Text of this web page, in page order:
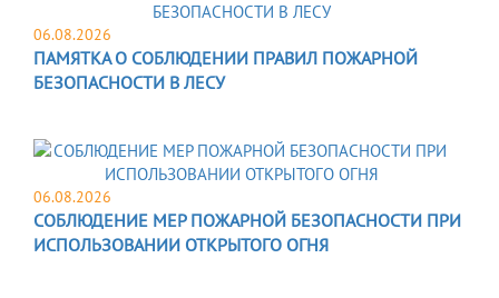
06.08.2026
ПАМЯТКА О СОБЛЮДЕНИИ ПРАВИЛ ПОЖАРНОЙ
БЕЗОПАСНОСТИ В ЛЕСУ
06.08.2026
СОБЛЮДЕНИЕ МЕР ПОЖАРНОЙ БЕЗОПАСНОСТИ ПРИ
ИСПОЛЬЗОВАНИИ ОТКРЫТОГО ОГНЯ